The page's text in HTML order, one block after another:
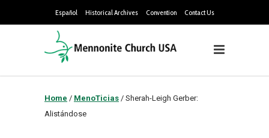
Español Historical Archives Convention Contact Us
Home / MenoTicias / Sherah-Leigh Gerber:
Alistándose